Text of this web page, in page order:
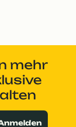
mehr
Anmelden